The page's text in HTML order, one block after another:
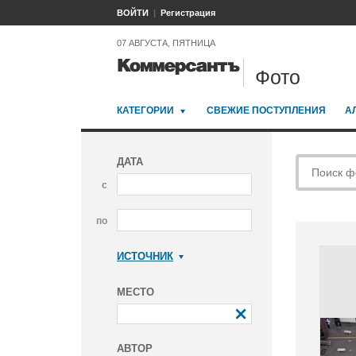
ВОЙТИ Регистрация
07 АВГУСТА, ПЯТНИЦА
Фото
КАТЕГОРИИ СВЕЖИЕ ПОСТУПЛЕНИЯ
ДАТА
с
по
ИСТОЧНИК
МЕСТО
АВТОР